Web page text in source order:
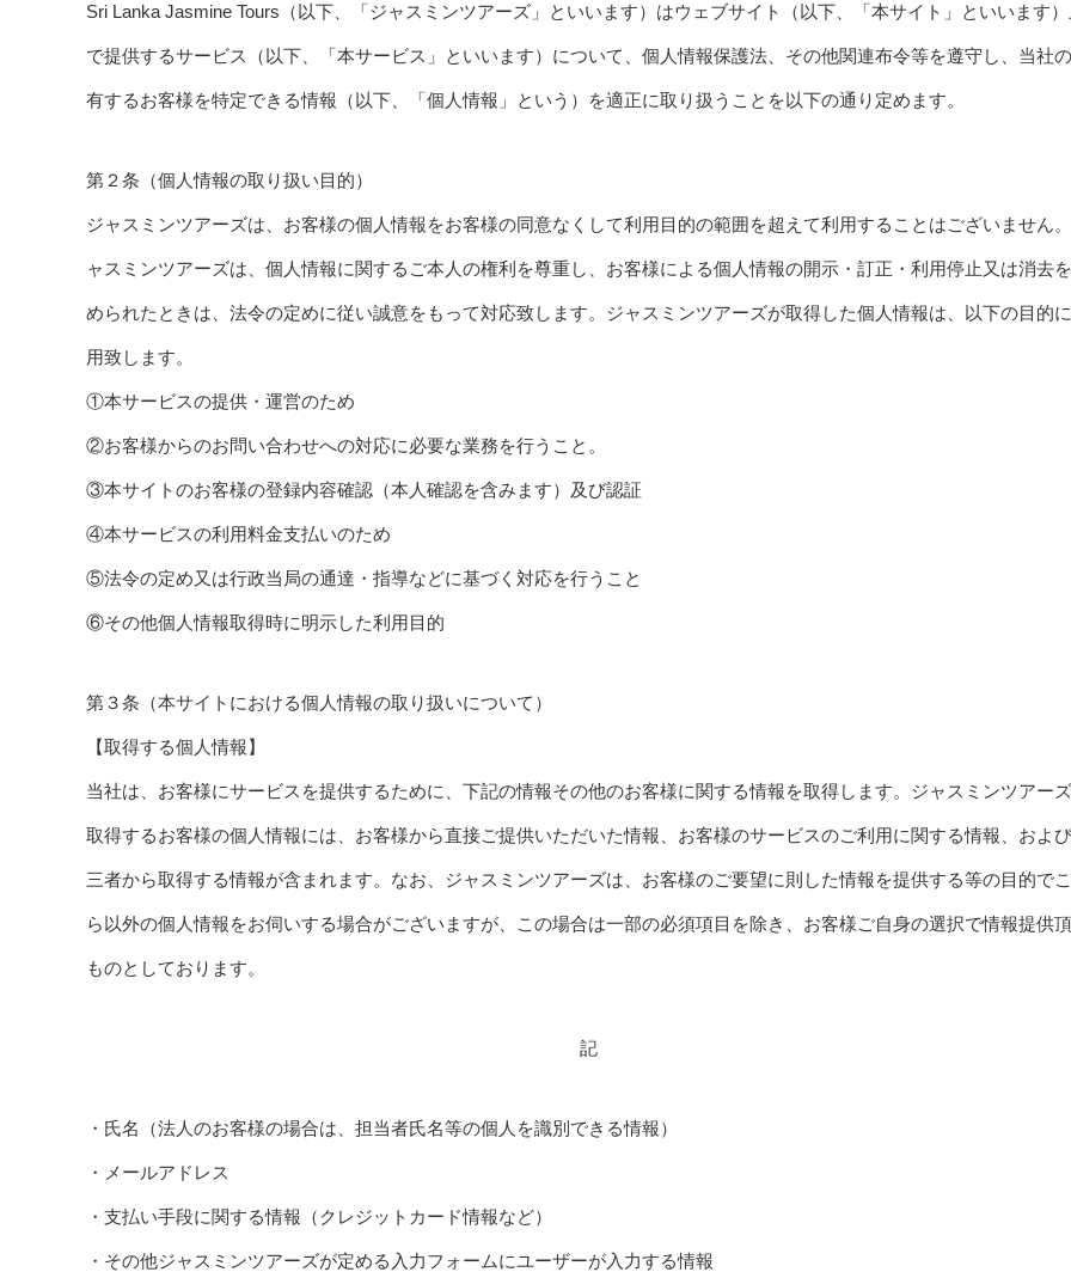
Sri Lanka Jasmine Tours（以下、「ジャスミンツアーズ」といいます）はウェブサイト（以下、「本サイト」といいます）
で提供するサービス（以下、「本サービス」といいます）について、個人情報保護法、その他関連布令等を遵守し、当社
有するお客様を特定できる情報（以下、「個人情報」という）を適正に取り扱うことを以下の通り定めます。
第２条（個人情報の取り扱い目的）
ジャスミンツアーズは、お客様の個人情報をお客様の同意なくして利用目的の範囲を超えて利用することはございません
ャスミンツアーズは、個人情報に関するご本人の権利を尊重し、お客様による個人情報の開示・訂正・利用停止又は消去
められたときは、法令の定めに従い誠意をもって対応致します。ジャスミンツアーズが取得した個人情報は、以下の目的に
用致します。
①本サービスの提供・運営のため
②お客様からのお問い合わせへの対応に必要な業務を行うこと。
③本サイトのお客様の登録内容確認（本人確認を含みます）及び認証
④本サービスの利用料金支払いのため
⑤法令の定め又は行政当局の通達・指導などに基づく対応を行うこと
⑥その他個人情報取得時に明示した利用目的
第３条（本サイトにおける個人情報の取り扱いについて）
【取得する個人情報】
当社は、お客様にサービスを提供するために、下記の情報その他のお客様に関する情報を取得します。ジャスミンツアー
取得するお客様の個人情報には、お客様から直接ご提供いただいた情報、お客様のサービスのご利用に関する情報、およ
三者から取得する情報が含まれます。なお、ジャスミンツアーズは、お客様のご要望に則した情報を提供する等の目的で
ら以外の個人情報をお伺いする場合がございますが、この場合は一部の必須項目を除き、お客様ご自身の選択で情報提供頂
ものとしております。
記
・氏名（法人のお客様の場合は、担当者氏名等の個人を識別できる情報）
・メールアドレス
・支払い手段に関する情報（クレジットカード情報など）
・その他ジャスミンツアーズが定める入力フォームにユーザーが入力する情報